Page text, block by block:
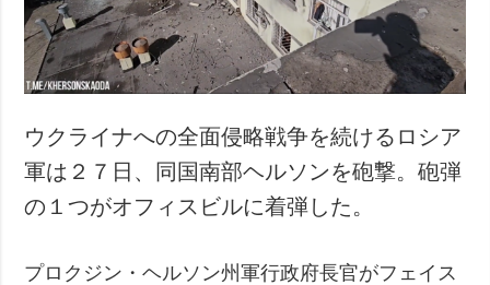
犯罪
事故・緊急事態
特集
インタビュー
写真
購読
フォトバンク
ウクライナへの全面侵略戦争を続けるロシア
軍は２７日、同国南部ヘルソンを砲撃。砲弾
の１つがオフィスビルに着弾した。
プロクジン・ヘルソン州軍行政府長官がフェイス